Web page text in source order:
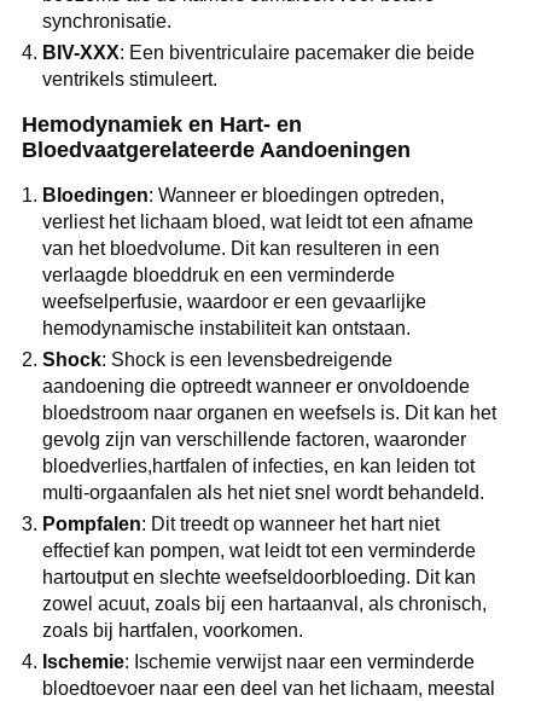
synchronisatie.
BIV-XXX: Een biventriculaire pacemaker die beide
ventrikels stimuleert.
Hemodynamiek en Hart- en
Bloedvaatgerelateerde Aandoeningen
Bloedingen: Wanneer er bloedingen optreden,
verliest het lichaam bloed, wat leidt tot een afname
van het bloedvolume. Dit kan resulteren in een
verlaagde bloeddruk en een verminderde
weefselperfusie, waardoor er een gevaarlijke
hemodynamische instabiliteit kan ontstaan.
Shock: Shock is een levensbedreigende
aandoening die optreedt wanneer er onvoldoende
bloedstroom naar organen en weefsels is. Dit kan het
gevolg zijn van verschillende factoren, waaronder
bloedverlies,hartfalen of infecties, en kan leiden tot
multi-orgaanfalen als het niet snel wordt behandeld.
Pompfalen: Dit treedt op wanneer het hart niet
effectief kan pompen, wat leidt tot een verminderde
hartoutput en slechte weefseldoorbloeding. Dit kan
zowel acuut, zoals bij een hartaanval, als chronisch,
zoals bij hartfalen, voorkomen.
Ischemie: Ischemie verwijst naar een verminderde
bloedtoevoer naar een deel van het lichaam, meestal